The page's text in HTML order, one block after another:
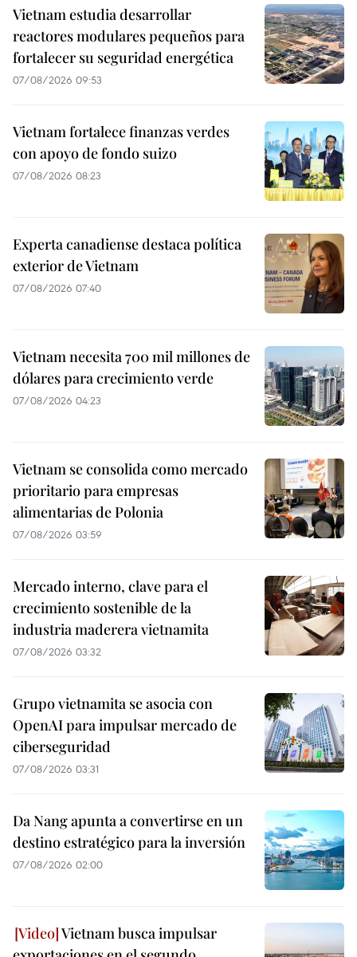
Vietnam estudia desarrollar
reactores modulares pequeños para
fortalecer su seguridad energética
07/08/2026 09:53
Vietnam fortalece finanzas verdes
con apoyo de fondo suizo
07/08/2026 08:23
Experta canadiense destaca política
exterior de Vietnam
07/08/2026 07:40
Vietnam necesita 700 mil millones de
dólares para crecimiento verde
07/08/2026 04:23
Vietnam se consolida como mercado
prioritario para empresas
alimentarias de Polonia
07/08/2026 03:59
Mercado interno, clave para el
crecimiento sostenible de la
industria maderera vietnamita
07/08/2026 03:32
Grupo vietnamita se asocia con
OpenAI para impulsar mercado de
ciberseguridad
07/08/2026 03:31
Da Nang apunta a convertirse en un
destino estratégico para la inversión
07/08/2026 02:00
Vietnam busca impulsar